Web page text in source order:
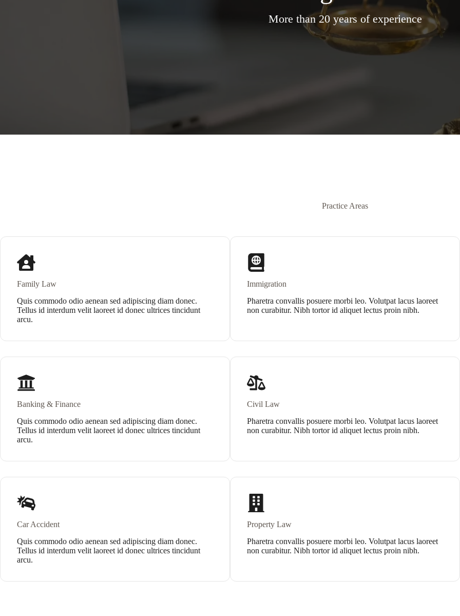
More than 20 years of experience
Practice Areas
Family Law
Quis commodo odio aenean sed adipiscing diam donec.
Tellus id interdum velit laoreet id donec ultrices tincidunt
arcu.
Immigration
Pharetra convallis posuere morbi leo. Volutpat lacus laoreet
non curabitur. Nibh tortor id aliquet lectus proin nibh.
Banking & Finance
Quis commodo odio aenean sed adipiscing diam donec.
Tellus id interdum velit laoreet id donec ultrices tincidunt
arcu.
Civil Law
Pharetra convallis posuere morbi leo. Volutpat lacus laoreet
non curabitur. Nibh tortor id aliquet lectus proin nibh.
Car Accident
Quis commodo odio aenean sed adipiscing diam donec.
Tellus id interdum velit laoreet id donec ultrices tincidunt
arcu.
Property Law
Pharetra convallis posuere morbi leo. Volutpat lacus laoreet
non curabitur. Nibh tortor id aliquet lectus proin nibh.